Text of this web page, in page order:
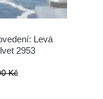
Levá
2953
Kč